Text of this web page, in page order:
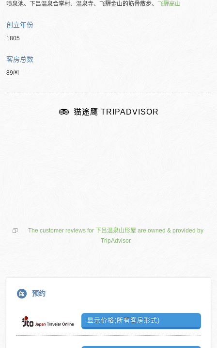
喷泉池、下吕温泉合掌村、温泉寺、飞驒金山的筋骨散步、 飞驒高山
创立年份
1805
客房总数
89间
猫途鹰 TRIPADVISOR
The customer reviews for 下吕温泉山形屋 are owned & provided by
TripAdvisor
预约
显示价格(所有客房形式)